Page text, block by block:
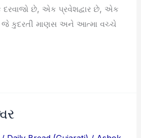
છે, એક પ્રવેશદ્વાર છે, એક
જે કુદરતી માણસ અને આત્મા વચ્ચે